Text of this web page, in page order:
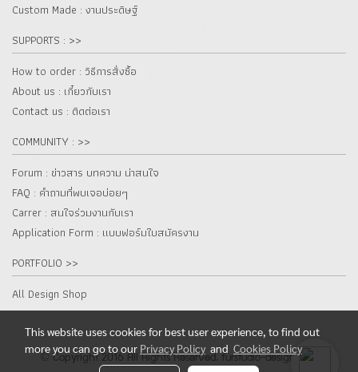
Custom Made : งานประดิษฐ์
SUPPORTS : >>
How to order : วิธีการสั่งซื้อ
About us : เกี๋ยวกับเรา
Contact us : ติดต่อเรา
COMMUNITY : >>
Forum : ข่าวสาร บทความ น่าสนใจ
FAQ : คำถามที่พบเจอบ่อยๆ
Carrer : สนใจร่วมงานกับเรา
Application Form : แบบฟอร์มใบสมัครงาน
PORTFOLIO >>
All Design Shop
© Copyright 2016 All Rights Reserved. furstudio-design.com
This website uses cookies for best user experience, to find out
more you can go to our Privacy Policy and Cookies Policy